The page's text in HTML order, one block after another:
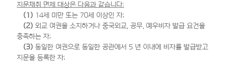
지문채취 면제 대상은 다음과 같습니다:
(1) 14세 미만 또는 70세 이상인 자;
(2) 외교 여권을 소지하거나 중국외교, 공무, 예우비자 발급 요건을
충족하는 자;
(3) 동일한 여권으로 동일한 공관에서 5 년 이내에 비자를 발급받고
지문을 등록한 자;